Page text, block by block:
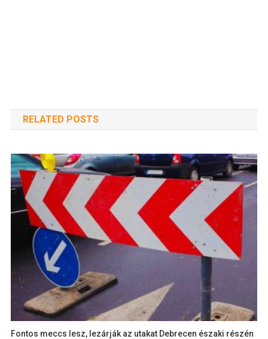
RELATED POSTS
Fontos meccs lesz, lezárják az utakat Debrecen északi részén